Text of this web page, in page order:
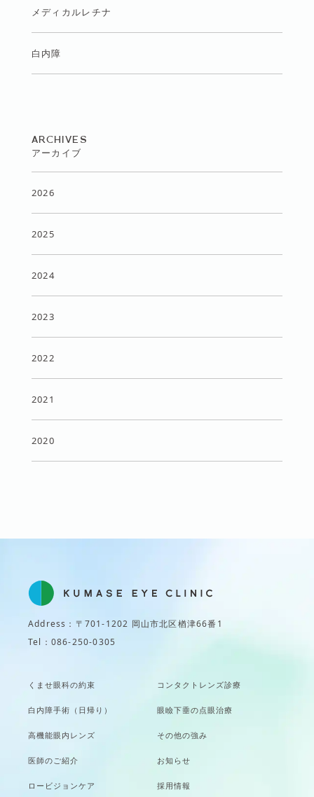
メディカルレチナ
白内障
ARCHIVES
アーカイブ
2026
2025
2024
2023
2022
2021
2020
Address：〒701-1202 岡山市北区楢津66番1
Tel：086-250-0305
くませ眼科の約束
白内障手術（日帰り）
高機能眼内レンズ
医師のご紹介
ロービジョンケア
コンタクトレンズ診療
眼瞼下垂の点眼治療
その他の強み
お知らせ
採用情報